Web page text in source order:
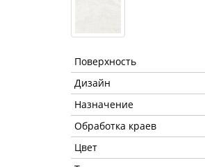
Поверхность
Дизайн
Назначение
Обработка краев
Цвет